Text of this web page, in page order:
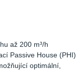
až 200 m³/h
Passive House (PHI)
optimální,